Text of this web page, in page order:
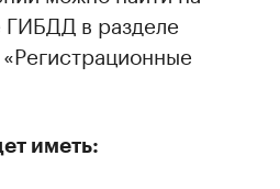
ГИБДД в разделе
иметь: